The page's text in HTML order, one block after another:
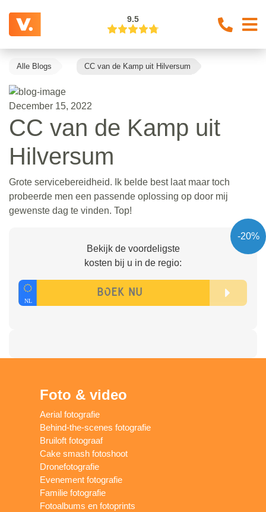
9.5
Alle Blogs CC van de Kamp uit Hilversum
December 15, 2022
CC van de Kamp uit
Hilversum
Grote servicebereidheid. Ik belde best laat maar toch
probeerde men een passende oplossing op door mij
gewenste dag te vinden. Top!
-20%
Bekijk de voordeligste
kosten bij u in de regio:
Foto & video
Aerial fotografie
Behind-the-scenes fotografie
Bruiloft fotograaf
Cake smash fotoshoot
Dronefotografie
Evenement fotografie
Familie fotografie
Fotoalbums en fotoprints